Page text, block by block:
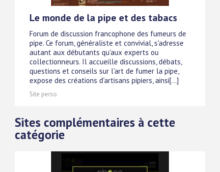
Le monde de la pipe et des tabacs
Forum de discussion francophone des fumeurs de
pipe. Ce forum, généraliste et convivial, s'adresse
autant aux débutants qu'aux experts ou
collectionneurs. Il accueille discussions, débats,
questions et conseils sur l'art de fumer la pipe,
expose des créations d'artisans pipiers, ainsi[...]
Site perso
Sites complémentaires à cette
catégorie